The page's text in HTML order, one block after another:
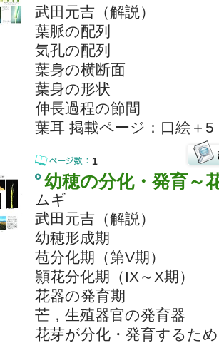
武田元吉（解説）
葉脈の配列
気孔の配列
葉身の横断面
葉身の形状
伸長過程の節間
葉耳 掲載ページ：口絵＋5
1
幼穂の分化・発育～
ムギ
武田元吉（解説）
幼穂形成期
苞分化期（第V期）
頴花分化期（IX～X期）
花器の発育期
芒，生殖器官の発育器
花芽が分化・発育するた